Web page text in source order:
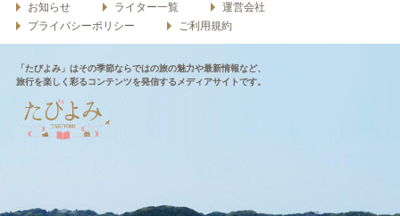
お知らせ ライター一覧
運営会社
プライバシーポリシー
ご利用規約
「たびよみ」はその季節ならではの旅の魅力や最新情報など、
旅行を楽しく彩るコンテンツを発信するメディアサイトです。